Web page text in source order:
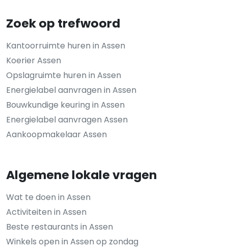
Zoek op trefwoord
Kantoorruimte huren in Assen
Koerier Assen
Opslagruimte huren in Assen
Energielabel aanvragen in Assen
Bouwkundige keuring in Assen
Energielabel aanvragen Assen
Aankoopmakelaar Assen
Algemene lokale vragen
Wat te doen in Assen
Activiteiten in Assen
Beste restaurants in Assen
Winkels open in Assen op zondag